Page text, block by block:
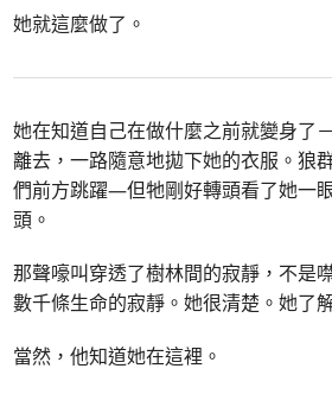
她就這麼做了。
她在知道自己在做什麼之前就變身了
離去，一路隨意地拋下她的衣服。狼
們前方跳躍—但牠剛好轉頭看了她一
頭。
那聲嚎叫穿透了樹林間的寂靜，不是
數千條生命的寂靜。她很清楚。她了
當然，他知道她在這裡。